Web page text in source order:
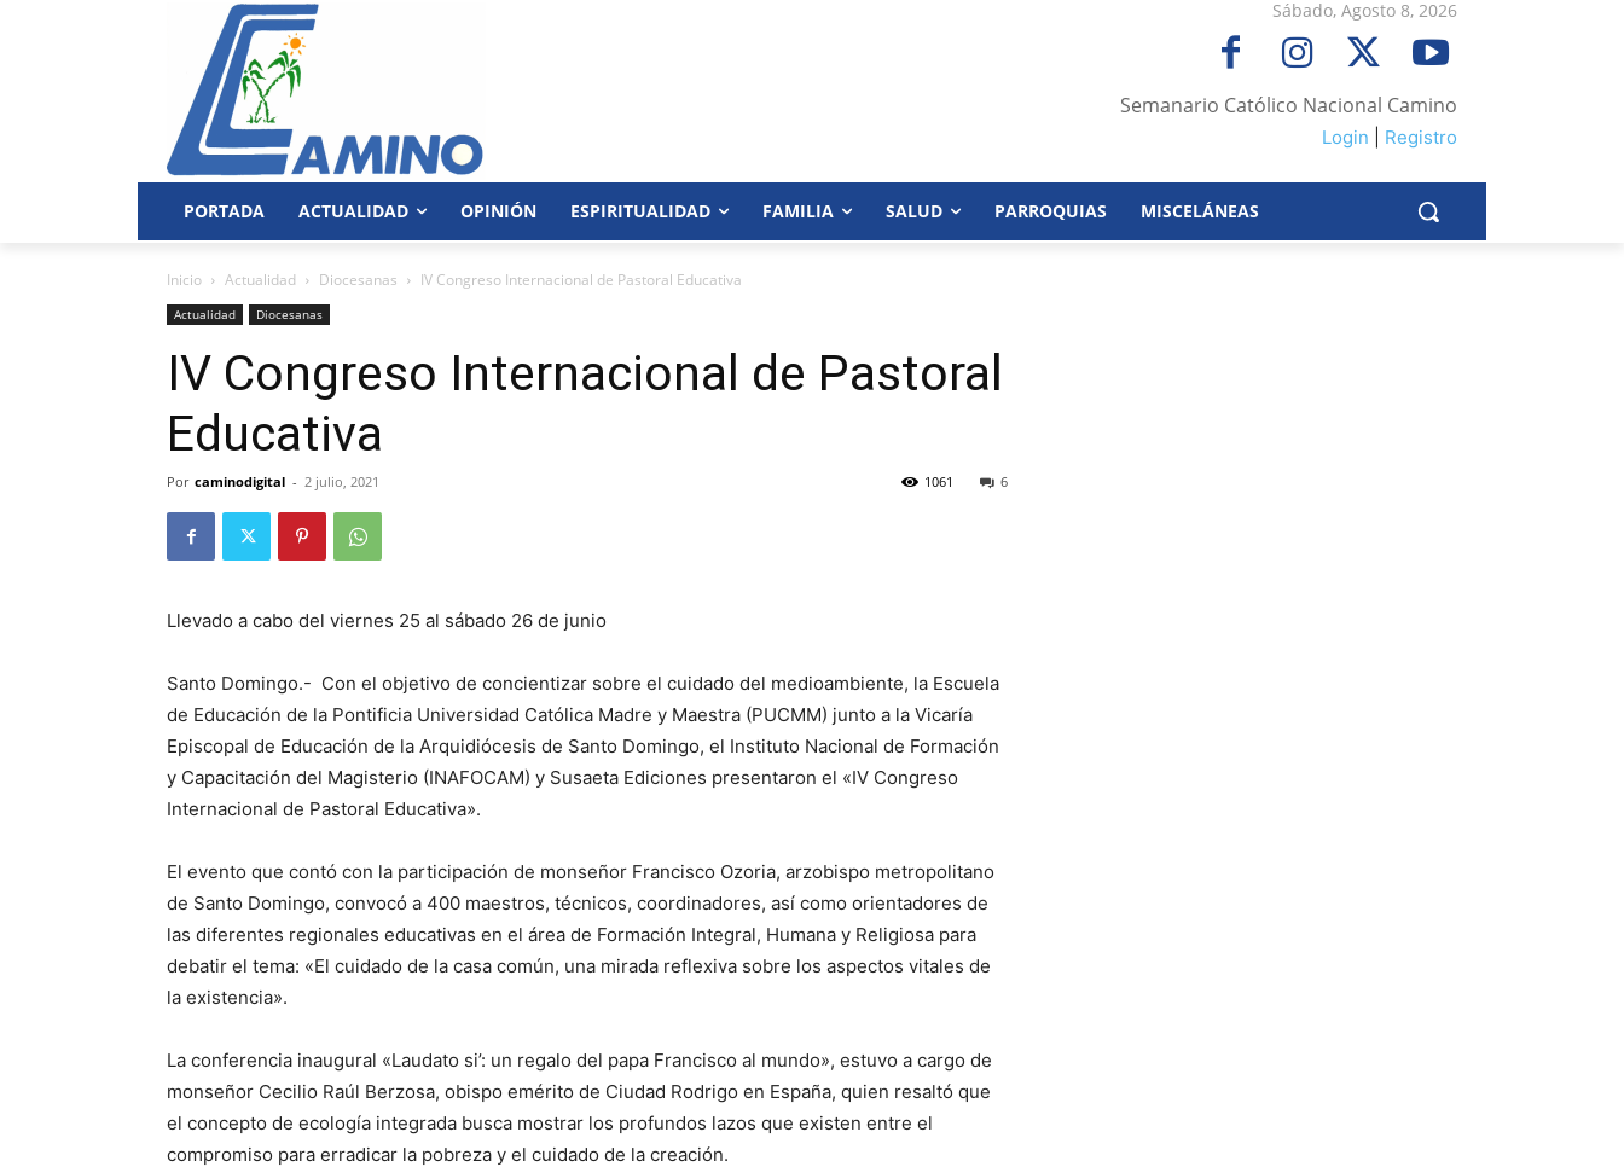
Sábado, Agosto 8, 2026
Semanario Católico Nacional Camino
Login Registro
PORTADA ACTUALIDAD OPINIÓN ESPIRITUALIDAD FAMILIA SALUD PARROQUIAS MISCELÁNEAS
Inicio Actualidad Diocesanas IV Congreso Internacional de Pastoral Educativa
Actualidad Diocesanas
IV Congreso Internacional de Pastoral
Educativa
Por caminodigital - 2 julio, 2021 6
1061
Llevado a cabo del viernes 25 al sábado 26 de junio
Santo Domingo.- Con el objetivo de concientizar sobre el cuidado del medioambiente, la Escuela
de Educación de la Pontificia Universi­dad Católica Madre y Maestra (PUCMM) junto a la Vicaría
Episco­pal de Educación de la Arquidiócesis de Santo Domingo, el Instituto Na­cional de Formación
y Capacitación del Magisterio (INAFOCAM) y Su­saeta Ediciones presentaron el «IV Congreso
Internacional de Pastoral Educativa».
El evento que contó con la participación de monseñor Francisco Ozo­ria, arzobispo metropolitano
de Santo Domingo, convocó a 400 maestros, técnicos, coordinadores, así como ­orientadores de
las diferentes regio­nales educativas en el área de Forma­ción Integral, Humana y Religiosa para
debatir el tema: «El cuidado de la casa común, una mirada reflexiva so­bre los aspectos vitales de
la existencia».
La conferencia inaugural «Lauda­to si’: un regalo del papa Francisco al mundo», estuvo a cargo de
monseñor Cecilio Raúl Berzosa, obispo emérito de Ciudad Rodrigo en España, quien resaltó que
el concepto de ecología integrada busca mostrar los profundos lazos que existen entre el
compromiso para erradicar la pobreza y el cuidado de la creación.